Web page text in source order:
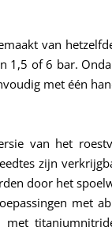
van
1,5 of 6 bar.
met één
van het
zijn
door het
met
met